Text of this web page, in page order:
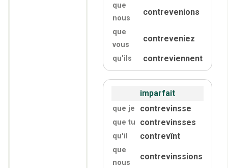
que
nous
contrevenions
que
vous
contreveniez
qu'ils contreviennent
imparfait
que je contrevinsse
que tu contrevinsses
qu'il contrevînt
que
nous
contrevinssions